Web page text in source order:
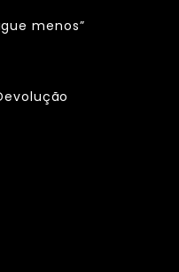
menos”